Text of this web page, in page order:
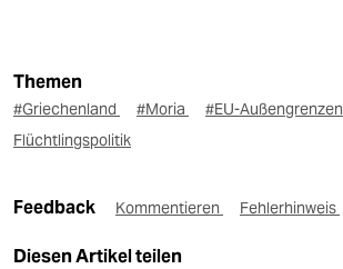
Themen
#Griechenland #Moria #EU-Außengrenzen
Flüchtlingspolitik
Feedback Kommentieren Fehlerhinweis
Diesen Artikel teilen